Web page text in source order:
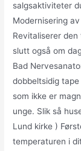
salgsaktiviteter
Modernisering
Revitaliserer
slutt også om
Bad
dobbeltsidig
som ikke er
unge. Slik så
Lund kirke )
temperaturen i